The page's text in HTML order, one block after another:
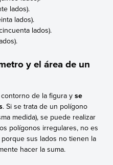
lados).
lados).
lados).
y el área de un
de la figura y se
. Si se trata de un polígono
medida), se puede realizar
polígonos irregulares, no es
sus lados no tienen la
hacer la suma.